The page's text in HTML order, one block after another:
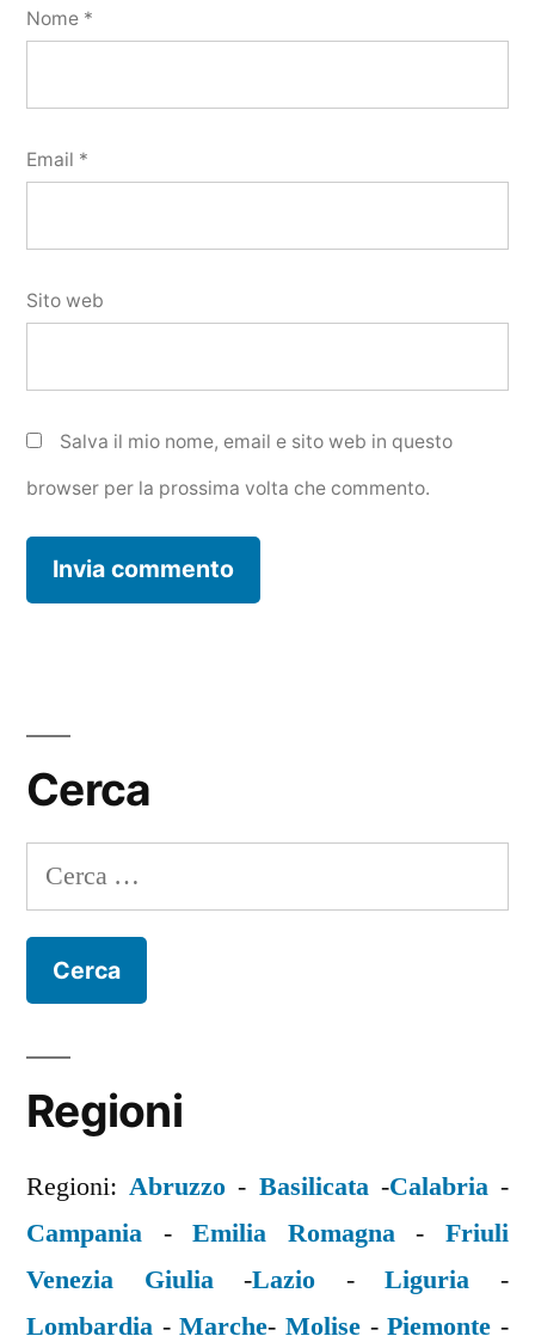
Nome *
Email *
Sito web
Salva il mio nome, email e sito web in questo
browser per la prossima volta che commento.
Cerca
Ricerca
per:
Regioni
Regioni:Abruzzo - Basilicata-Calabria-
Campania -Emilia Romagna-Friuli
Venezia Giulia-Lazio -Liguria -
Lombardia -Marche-Molise -Piemonte -